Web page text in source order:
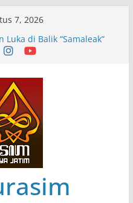
7, 2026
Patria Seni Rupa
Menjadi Mantra
Luka di Balik “Samaleak”
dan Budaya: Catatan
Haryo Soekartono
ke Taman Budaya Jawa
Agus Koecink
Ungkapan Kritis Tentang